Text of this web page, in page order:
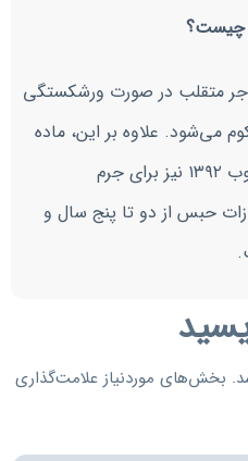
چیست؟
تاجر متقلب در صورت ورشکستگی
می‌شود. علاوه بر این، ماده
۶۸۶ قانون مجازات اسلامی مصوب ۱۳۹۲ نیز برای جرم
حبس از دو تا پنج سال و
بخش‌های موردنیاز علامت‌گذاری